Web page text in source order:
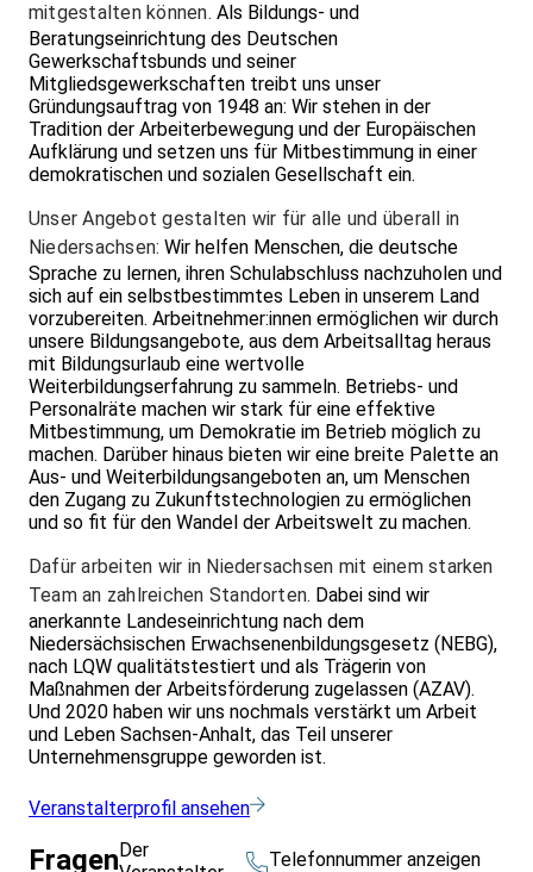
mitgestalten können. Als Bildungs- und
Beratungseinrichtung des Deutschen
Gewerkschaftsbunds und seiner
Mitgliedsgewerkschaften treibt uns unser
Gründungsauftrag von 1948 an: Wir stehen in der
Tradition der Arbeiterbewegung und der Europäischen
Aufklärung und setzen uns für Mitbestimmung in einer
demokratischen und sozialen Gesellschaft ein.
Unser Angebot gestalten wir für alle und überall in
Niedersachsen: Wir helfen Menschen, die deutsche
Sprache zu lernen, ihren Schulabschluss nachzuholen und
sich auf ein selbstbestimmtes Leben in unserem Land
vorzubereiten. Arbeitnehmer:innen ermöglichen wir durch
unsere Bildungsangebote, aus dem Arbeitsalltag heraus
mit Bildungsurlaub eine wertvolle
Weiterbildungserfahrung zu sammeln. Betriebs- und
Personalräte machen wir stark für eine effektive
Mitbestimmung, um Demokratie im Betrieb möglich zu
machen. Darüber hinaus bieten wir eine breite Palette an
Aus- und Weiterbildungsangeboten an, um Menschen
den Zugang zu Zukunftstechnologien zu ermöglichen
und so fit für den Wandel der Arbeitswelt zu machen.
Dafür arbeiten wir in Niedersachsen mit einem starken
Team an zahlreichen Standorten. Dabei sind wir
anerkannte Landeseinrichtung nach dem
Niedersächsischen Erwachsenenbildungsgesetz (NEBG),
nach LQW qualitätstestiert und als Trägerin von
Maßnahmen der Arbeitsförderung zugelassen (AZAV).
Und 2020 haben wir uns nochmals verstärkt um Arbeit
und Leben Sachsen-Anhalt, das Teil unserer
Unternehmensgruppe geworden ist.
Veranstalterprofil ansehen
FragenDer
Telefonnummer anzeigen